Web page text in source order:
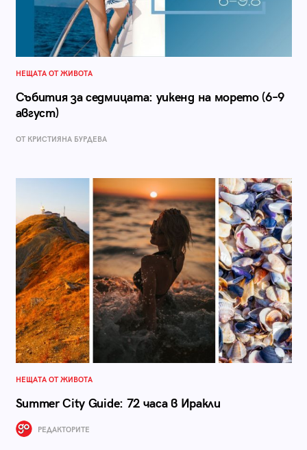
НЕЩАТА ОТ ЖИВОТА
Събития за седмицата: уикенд на морето (6–9
август)
ОТ КРИСТИЯНА БУРДЕВА
НЕЩАТА ОТ ЖИВОТА
Summer City Guide: 72 часа в Иракли
РЕДАКТОРИТЕ